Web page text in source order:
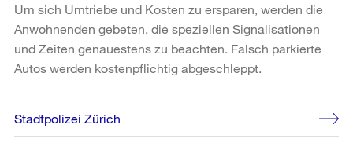
Um sich Umtriebe und Kosten zu ersparen, werden die
Anwohnenden gebeten, die speziellen Signalisationen
und Zeiten genauestens zu beachten. Falsch parkierte
Autos werden kostenpflichtig abgeschleppt.
Weitere
Informationen
Stadtpolizei Zürich